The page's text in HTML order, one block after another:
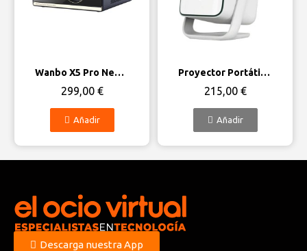
Vista rápida Wanbo X5 Pro New 2025 2GB/16GB Android 11
299,00 €
Añadir
Vista rápida Proyector Portátil Wanbo T2 Ultra/ 500 Lúmenes/ Full HD/ HDMI/ WiFi
215,00 €
Añadir
Descarga nuestra App